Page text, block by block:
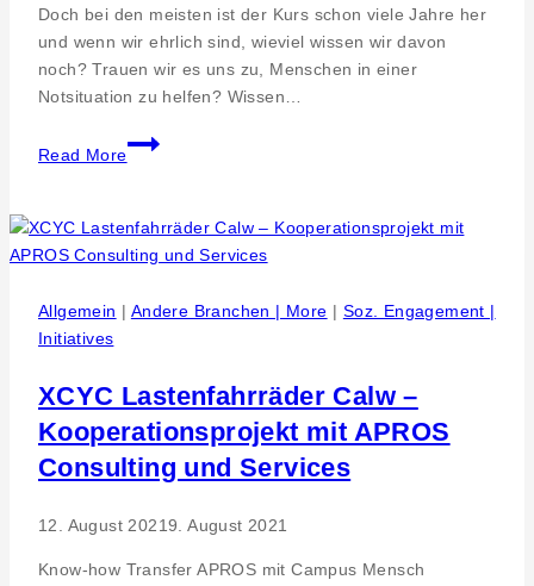
Doch bei den meisten ist der Kurs schon viele Jahre her
und wenn wir ehrlich sind, wieviel wissen wir davon
noch? Trauen wir es uns zu, Menschen in einer
Notsituation zu helfen? Wissen…
Read More
Stiftung
spendet
Hilfe-
Kurs
Bürgerbus-
Allgemein | Andere Branchen | More | Soz. Engagement |
Initiatives
XCYC Lastenfahrräder Calw –
Kooperationsprojekt mit APROS
Consulting und Services
12. August 20219. August 2021
Know-how Transfer APROS mit Campus Mensch